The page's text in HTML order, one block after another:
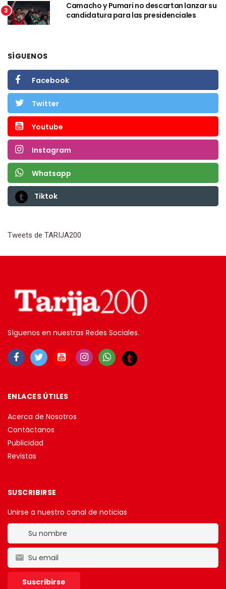
3
Camacho y Pumari no descartan lanzar su
candidatura para las presidenciales
SÍGUENOS
Facebook
Twitter
Youtube
Instagram
Whatsapp
Tiktok
Tweets de TARIJA200
Síguenos en nuestras Redes Sociales.
ENLACES ÚTILES
Acerca de Nosotros
Contáctanos
Publicidad
Revistas
SUSCRIBIRSE
Unirse a nuestro canal de noticias